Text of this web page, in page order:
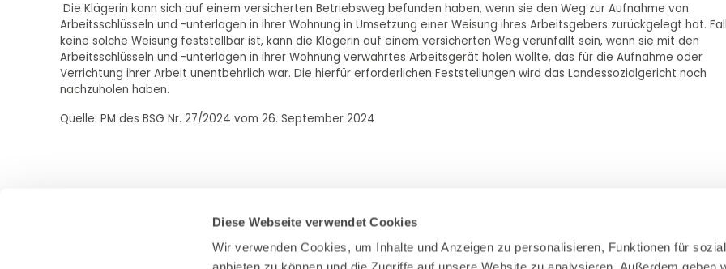
Diese Webseite verwendet Cookies
Wir verwenden Cookies, um Inhalte und Anzeigen zu personalisieren, Funktionen für
Die Klägerin kann sich auf einem versicherten Betriebsweg befunden haben, wenn sie den Weg zur Aufnahme von
Arbeitsschlüsseln und -unterlagen in ihrer Wohnung in Umsetzung einer Weisung ihres Arbeitsgebers zurückgelegt hat.
keine solche Weisung feststellbar ist, kann die Klägerin auf einem versicherten Weg verunfallt sein, wenn sie mit den
Arbeitsschlüsseln und -unterlagen in ihrer Wohnung verwahrtes Arbeitsgerät holen wollte, das für die Aufnahme oder
Verrichtung ihrer Arbeit unentbehrlich war. Die hierfür erforderlichen Feststellungen wird das Landessozialgericht noch
nachzuholen haben.
Quelle: PM des BSG Nr. 27/2024 vom 26. September 2024